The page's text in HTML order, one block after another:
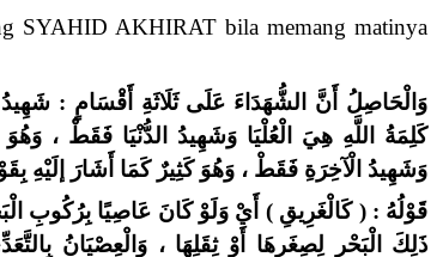
SYAHID AKHIRAT bila memang matinya
وَالْحَاصِلُ أَنَّ الشُّهَدَاءَ عَلَى ثَلَاثَةِ أَقْسَامٍ : شَهِيدُ
كَلِمَةُ اللَّهِ هِيَ الْعُلْيَا وَشَهِيدُ الدُّنْيَا فَقَطْ ،
وَشَهِيدُ الْآخِرَةِ فَقَطْ ، وَهُوَ كَثِيرٌ كَمَا أَشَارَ إلَيْهِ
قَوْلُهُ : ( كَالْغَرِيقِ ) أَيْ وَلَوْ كَانَ عَاصِيًا بِرُكُوبِ
ذَلِكَ الْبَحْرِ لِصِغَرِهَا أَوْ ثِقَلِهَا ، وَالْعِصْيَانُ